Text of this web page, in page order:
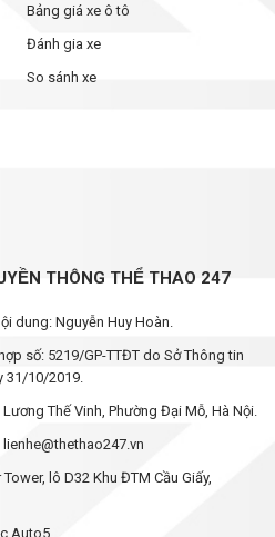
Bảng giá xe ô tô
Đánh gia xe
So sánh xe
THÔNG THỂ THAO 247
dung: Nguyễn Huy Hoàn.
số: 5219/GP-TTĐT do Sở Thông tin
31/10/2019.
Thế Vinh, Phường Đại Mỗ, Hà Nội.
lô D32 Khu ĐTM Cầu Giấy,
Auto5